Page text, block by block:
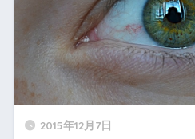
2015年12月7日